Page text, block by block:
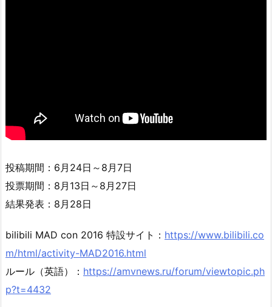
投稿期間：6月24日～8月7日
投票期間：8月13日～8月27日
結果発表：8月28日
bilibili MAD con 2016 特設サイト： https://www.bilibili.co
m/html/activity-MAD2016.html
ルール（英語）： https://amvnews.ru/forum/viewtopic.ph
p?t=4432